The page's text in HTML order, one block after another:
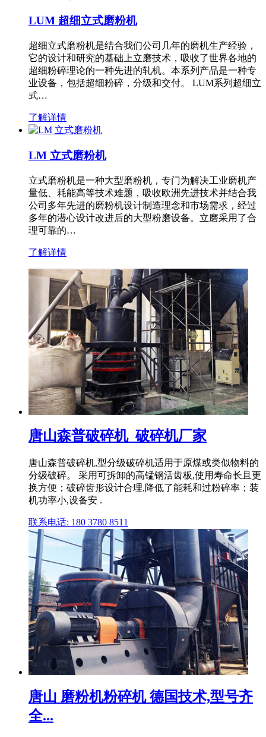
LUM 超细立式磨粉机
超细立式磨粉机是结合我们公司几年的磨机生产经验，
它的设计和研究的基础上立磨技术，吸收了世界各地的
超细粉碎理论的一种先进的轧机。本系列产品是一种专
业设备，包括超细粉碎，分级和交付。 LUM系列超细立
式…
了解详情
LM 立式磨粉机
立式磨粉机是一种大型磨粉机，专门为解决工业磨机产
量低、耗能高等技术难题，吸收欧洲先进技术并结合我
公司多年先进的磨粉机设计制造理念和市场需求，经过
多年的潜心设计改进后的大型粉磨设备。立磨采用了合
理可靠的…
了解详情
唐山森普破碎机_破碎机厂家
唐山森普破碎机,型分级破碎机适用于原煤或类似物料的
分级破碎。 采用可拆卸的高锰钢活齿板,使用寿命长且更
换方便；破碎齿形设计合理,降低了能耗和过粉碎率；装
机功率小,设备安 .
联系电话: 180 3780 8511
唐山 磨粉机粉碎机 德国技术,型号齐
全...